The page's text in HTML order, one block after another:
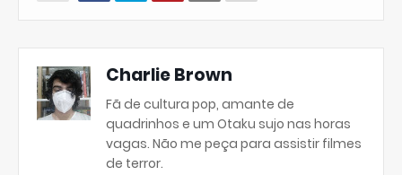
Charlie Brown
Fã de cultura pop, amante de
quadrinhos e um Otaku sujo nas horas
vagas. Não me peça para assistir filmes
de terror.